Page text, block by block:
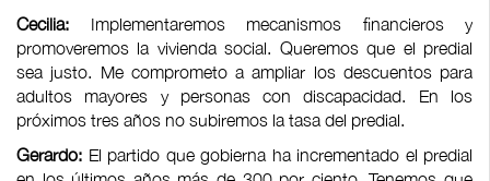
Cecilia: Implementaremos mecanismos financieros y
promoveremos la vivienda social. Queremos que el predial
sea justo. Me comprometo a ampliar los descuentos para
adultos mayores y personas con discapacidad. En los
próximos tres años no subiremos la tasa del predial.
Gerardo: El partido que gobierna ha incrementado el predial